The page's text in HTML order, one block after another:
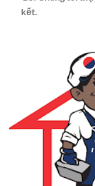
kết.​